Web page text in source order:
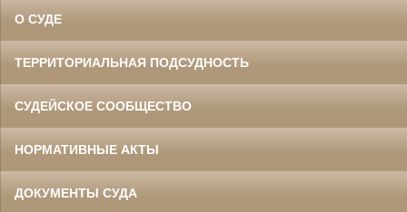
О СУДЕ
ТЕРРИТОРИАЛЬНАЯ ПОДСУДНОСТЬ
СУДЕЙСКОЕ СООБЩЕСТВО
НОРМАТИВНЫЕ АКТЫ
ДОКУМЕНТЫ СУДА